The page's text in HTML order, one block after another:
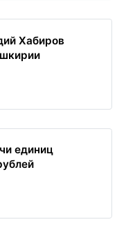
Хабиров
единиц